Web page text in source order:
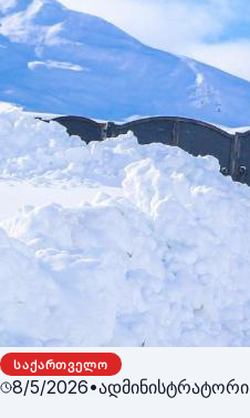
ᲡᲐᲥᲐᲠᲗᲕᲔᲚᲝ
8/5/2026•ადმინისტრატორი